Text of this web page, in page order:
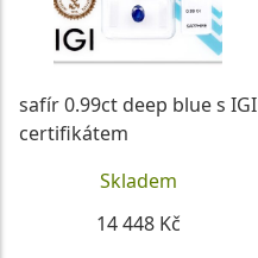
safír 0.99ct deep blue s IGI
certifikátem
Skladem
14 448 Kč